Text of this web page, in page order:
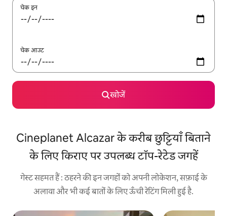
चेक इन
चेक आउट
खोजें
Cineplanet Alcazar के करीब छुट्टियाँ बिताने
के लिए किराए पर उपलब्ध टॉप-रेटेड जगहें
गेस्ट सहमत हैं : ठहरने की इन जगहों को अपनी लोकेशन, सफ़ाई के
अलावा और भी कई बातों के लिए ऊँची रेटिंग मिली हुई है.